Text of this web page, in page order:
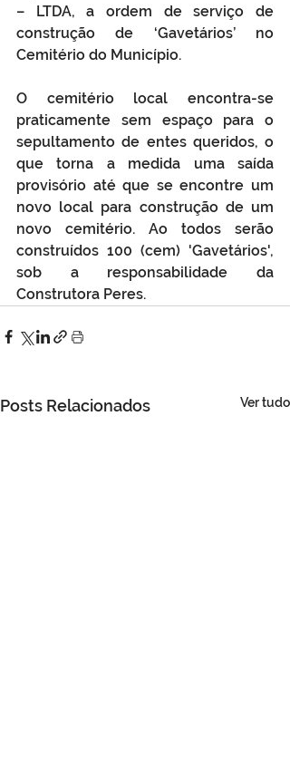
– LTDA, a ordem de serviço de
construção de ‘Gavetários’ no
Cemitério do Município.
O cemitério local encontra-se
praticamente sem espaço para o
sepultamento de entes queridos, o
que torna a medida uma saída
provisório até que se encontre um
novo local para construção de um
novo cemitério. Ao todos serão
construídos 100 (cem) 'Gavetários',
sob a responsabilidade da
Construtora Peres.
Posts Relacionados Ver tudo